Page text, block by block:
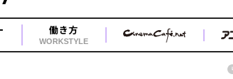
働き方
WORKSTYLE